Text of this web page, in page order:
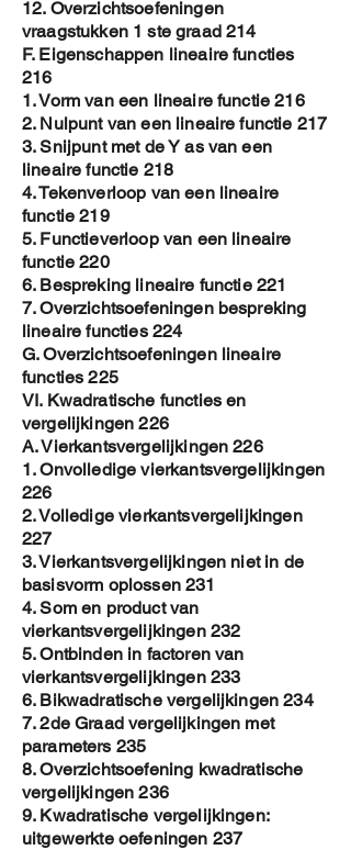
12. Overzichtsoefeningen
vraagstukken 1 ste graad 214
F. Eigenschappen lineaire functies
216
1. Vorm van een lineaire functie 216
2. Nulpunt van een lineaire functie 217
3. Snijpunt met de Y as van een
lineaire functie 218
4. Tekenverloop van een lineaire
functie 219
5. Functieverloop van een lineaire
functie 220
6. Bespreking lineaire functie 221
7. Overzichtsoefeningen bespreking
lineaire functies 224
G. Overzichtsoefeningen lineaire
functies 225
VI. Kwadratische functies en
vergelijkingen 226
A. Vierkantsvergelijkingen 226
1. Onvolledige vierkantsvergelijkingen
226
2. Volledige vierkantsvergelijkingen
227
3. Vierkantsvergelijkingen niet in de
basisvorm oplossen 231
4. Som en product van
vierkantsvergelijkingen 232
5. Ontbinden in factoren van
vierkantsvergelijkingen 233
6. Bikwadratische vergelijkingen 234
7. 2de Graad vergelijkingen met
parameters 235
8. Overzichtsoefening kwadratische
vergelijkingen 236
9. Kwadratische vergelijkingen:
uitgewerkte oefeningen 237